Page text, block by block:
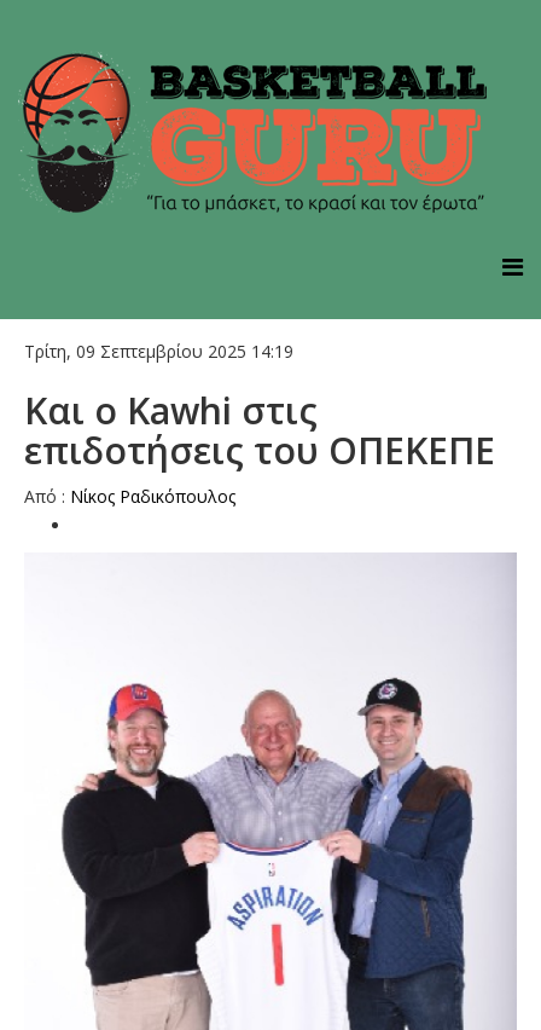
Τρίτη, 09 Σεπτεμβρίου 2025 14:19
Και ο Kawhi στις
επιδοτήσεις του ΟΠΕΚΕΠΕ
Από : Νίκος Ραδικόπουλος